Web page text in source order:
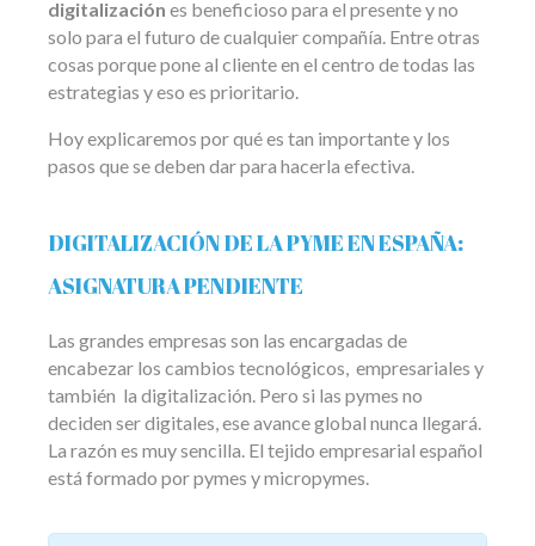
digitalización es beneficioso para el presente y no
solo para el futuro de cualquier compañía. Entre otras
cosas porque pone al cliente en el centro de todas las
estrategias y eso es prioritario.
Hoy explicaremos por qué es tan importante y los
pasos que se deben dar para hacerla efectiva.
DIGITALIZACIÓN DE LA PYME EN ESPAÑA:
ASIGNATURA PENDIENTE
Las grandes empresas son las encargadas de
encabezar los cambios tecnológicos, empresariales y
también la digitalización. Pero si las pymes no
deciden ser digitales, ese avance global nunca llegará.
La razón es muy sencilla. El tejido empresarial español
está formado por pymes y micropymes.